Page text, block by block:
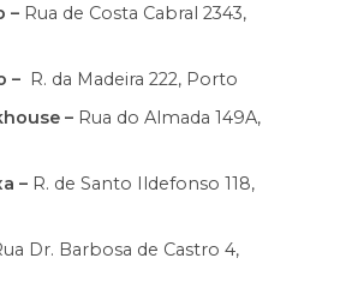
– Rua de Costa Cabral 2343,
– R. da Madeira 222, Porto
– Rua do Almada 149A,
– R. de Santo Ildefonso 118,
Dr. Barbosa de Castro 4,